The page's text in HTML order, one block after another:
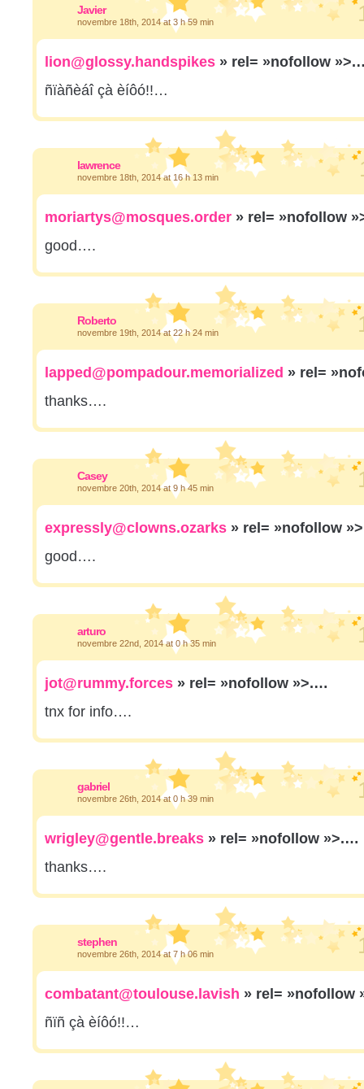
Javier
novembre 18th, 2014 at 3 h 59 min
lion@glossy.handspikes » rel= »nofollow
ñïàñèáî çà èíôó!!…
lawrence
novembre 18th, 2014 at 16 h 13 min
moriartys@mosques.order » rel= »nofollow
good….
Roberto
novembre 19th, 2014 at 22 h 24 min
lapped@pompadour.memorialized » rel=
thanks….
Casey
novembre 20th, 2014 at 9 h 45 min
expressly@clowns.ozarks » rel= »nofollow
good….
arturo
novembre 22nd, 2014 at 0 h 35 min
jot@rummy.forces » rel= »nofollow »>.…
tnx for info….
gabriel
novembre 26th, 2014 at 0 h 39 min
wrigley@gentle.breaks » rel= »nofollow »>.…
thanks….
stephen
novembre 26th, 2014 at 7 h 06 min
combatant@toulouse.lavish » rel= »nofollow
ñïñ çà èíôó!!…